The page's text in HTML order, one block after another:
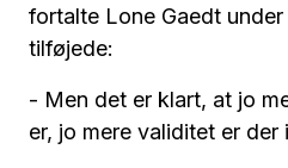
fortalte Lone Gaedt
tilføjede:
- Men det er klart, at jo
er, jo mere validitet er der